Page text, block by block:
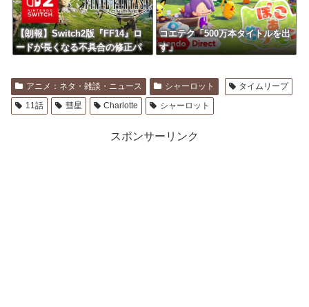
【朗報】Switch2版『FF14』ロ
ードが長くなる不具合の修正パ
コエテク「500万本タイトルを出
す」
アニメ：ネタ・雑談・ニュース シャーロット
タイムリープ
11話
彗星 Charlotte シャーロット
スポンサーリンク